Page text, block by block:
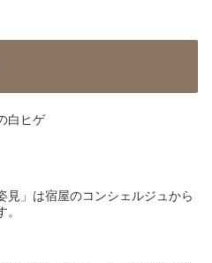
白ヒゲ
見」は宿屋のコンシェルジュから
。